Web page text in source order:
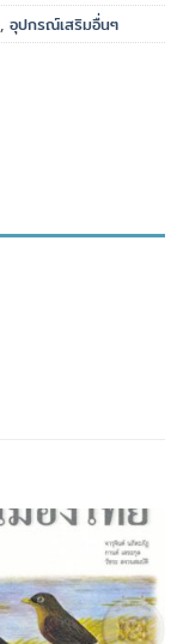
, อุปกรณ์เสริมอื่นๆ